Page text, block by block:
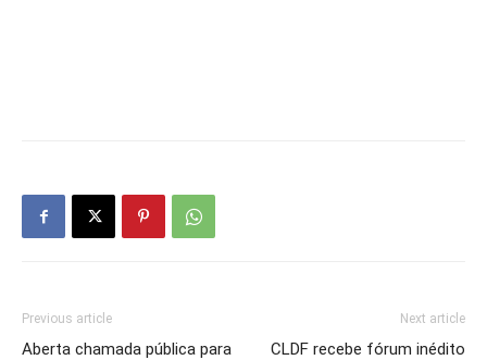
Previous article
Aberta chamada pública para
Next article
CLDF recebe fórum inédito